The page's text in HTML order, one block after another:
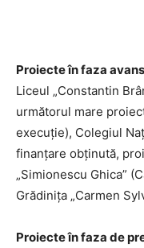
Proiecte în faza
Liceul „Constantin
următorul mare
execuție), Colegiul
finanțare obținută,
„Simionescu Ghica”
Grădinița „Carmen
Proiecte în faza de